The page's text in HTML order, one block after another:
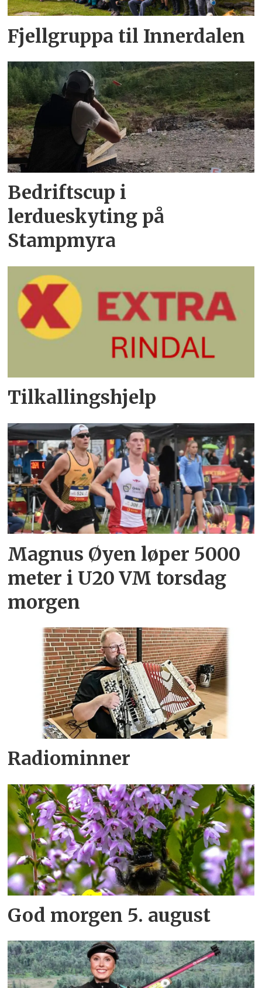
Fjellgruppa til Innerdalen
Bedriftscup i
lerdueskyting på
Stampmyra
Tilkallingshjelp
Magnus Øyen løper 5000
meter i U20 VM torsdag
morgen
Radiominner
God morgen 5. august